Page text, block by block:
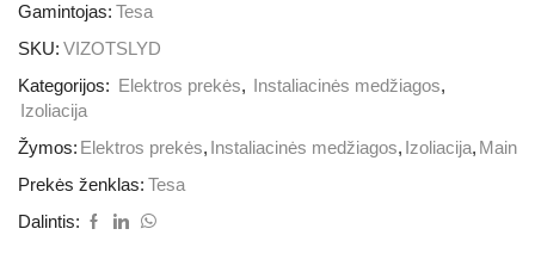
Gamintojas: Tesa
SKU: VIZOTSLYD
Kategorijos: Elektros prekės, Instaliacinės medžiagos,
Izoliacija
Žymos: Elektros prekės, Instaliacinės medžiagos, Izoliacija, Main
Prekės ženklas: Tesa
Dalintis: